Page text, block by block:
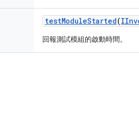
testModuleStarted(
回報測試模組的啟動時間。